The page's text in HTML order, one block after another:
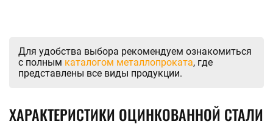
Полоса стальная
Полоса цинковая
Шина медная
Полоса инструментальная
ЛЕНТА
Лента биметаллическая
Лента электротехническая
Лента инструментальная
Лента конструкционная
Лента вольфрамовая
Штрипс нержавеющий
Для удобства выбора рекомендуем ознакомиться
с полным каталогом металлопроката, где
представлены все виды продукции.
ХАРАКТЕРИСТИКИ ОЦИНКОВАННОЙ СТАЛИ